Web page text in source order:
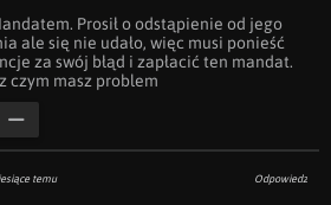
Prosił o odstąpienie od jego
ale się nie udało, więc musi ponieść
za swój błąd i zapłacić ten mandat.
czym masz problem
temu Odpowiedz